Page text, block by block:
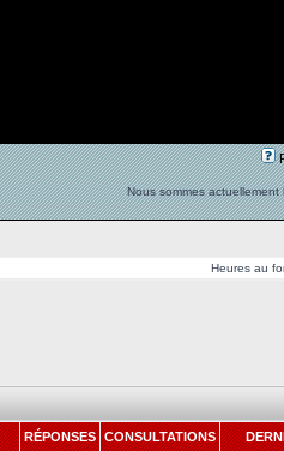
Nous sommes
Heures au
RÉPONSESCONSULTATIONS